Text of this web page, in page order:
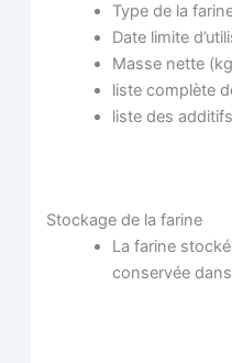
Type de la
Date limite
Masse nette
liste com­plète
liste des
Sto­ckage de la farine
La farine
conser­vée